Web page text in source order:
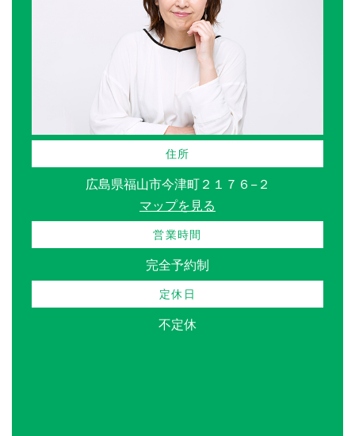
住所
広島県福山市今津町２１７６−２
マップを見る
営業時間
完全予約制
定休日
不定休